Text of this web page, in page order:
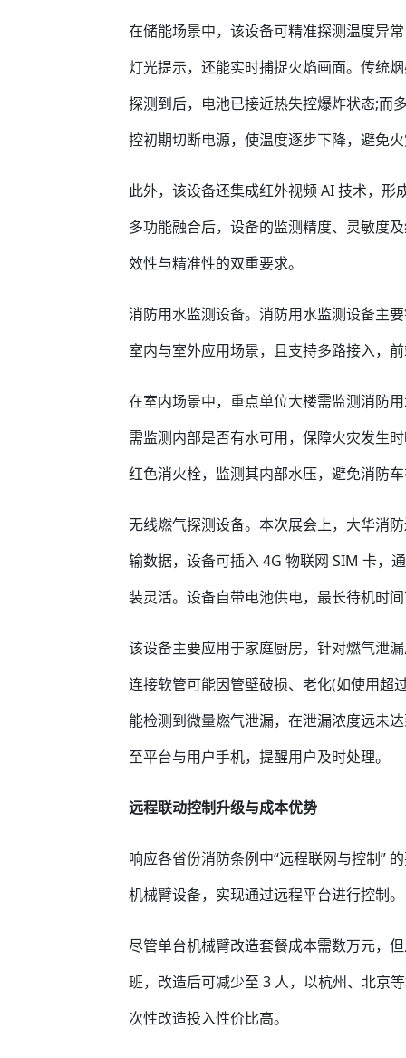
在储能场景中，该设备可精准探测温度异
灯光提示，还能实时捕捉火焰画面。传统
探测到后，电池已接近热失控爆炸状态;而
控初期切断电源，使温度逐步下降，避免
此外，该设备还集成红外视频 AI 技术，
多功能融合后，设备的监测精度、灵敏度
效性与精准性的双重要求。
消防用水监测设备。消防用水监测设备主
室内与室外应用场景，且支持多路接入，
在室内场景中，重点单位大楼需监测消防
需监测内部是否有水可用，保障火灾发生
红色消火栓，监测其内部水压，避免消防
无线燃气探测设备。本次展会上，大华消
输数据，设备可插入 4G 物联网 SIM 卡，
装灵活。设备自带电池供电，最长待机时
该设备主要应用于家庭厨房，针对燃气泄
连接软管可能因管壁破损、老化(如使用超
能检测到微量燃气泄漏，在泄漏浓度远未
至平台与用户手机，提醒用户及时处理。
远程联动控制升级与成本优势
响应各省份消防条例中“远程联网与控制”
机械臂设备，实现通过远程平台进行控制。
尽管单台机械臂改造套餐成本需数万元，
班，改造后可减少至 3 人，以杭州、北京
次性改造投入性价比高。